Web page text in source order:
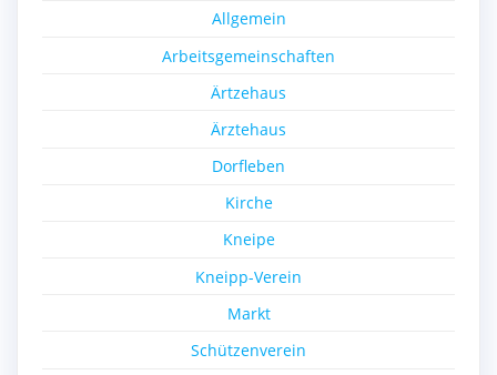
Allgemein
Arbeitsgemeinschaften
Ärtzehaus
Ärztehaus
Dorfleben
Kirche
Kneipe
Kneipp-Verein
Markt
Schützenverein